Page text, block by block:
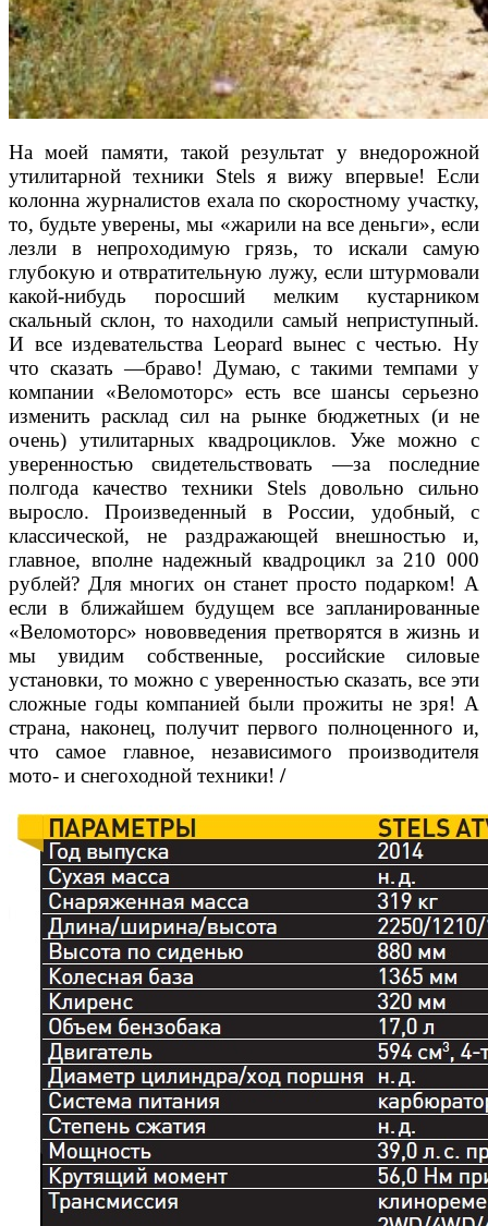
На моей памяти, такой результат у внедорожной
утилитарной техники Stels я вижувпервые! Если
колонна журналистов ехала по скоростному участку,
то, будьте уверены, мы «жарили на все деньги», если
лезли в непроходимую грязь, то искали самую
глубокую и отвратительную лужу, если штурмовали
какой-нибудь поросший мелким кустарником
скальный склон, то находили самый неприступный.
И все издевательства Leopard вынес с честью. Ну
что сказать —браво!
Думаю, с такими темпами у
компании «Веломоторс» есть все шансы серьезно
изменить раскладсил на рынке бюджетных (и не
очень) утилитарных квадроциклов. Уже можно с
уверенностью свидетельствовать —за последние
полгода качество техники Stels довольно сильно
выросло. Произведенный в России, удобный, с
классической, не раздражающей внешностью и,
главное, вполне надежный квадроцикл за 210 000
рублей? Для многих он станет просто подарком! А
если в ближайшем будущем все запланированные
«Веломоторс» нововведения претворятся в жизнь и
мы увидим собственные, российские силовые
установки, то можно с уверенностью сказать, все эти
сложные годы компанией были прожиты не зря! А
страна, наконец, получит первого полноценного и,
что самое главное, независимого производителя
мото- и снегоходной техники! /